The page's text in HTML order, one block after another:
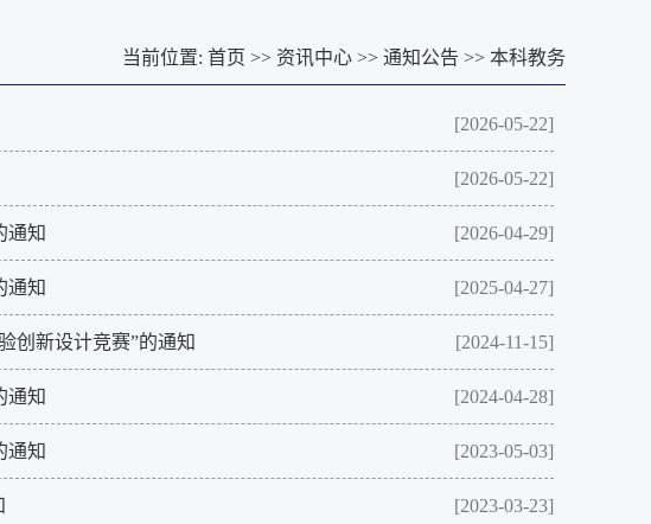
当前位置: 首页 >> 资讯中心 >> 通知公告 >> 本科教务
[2026-05-22]
[2026-05-22]
[2026-04-29]
通知
[2025-04-27]
通知
[2024-11-15]
创新设计竞赛”的通知
[2024-04-28]
通知
[2023-05-03]
通知
[2023-03-23]